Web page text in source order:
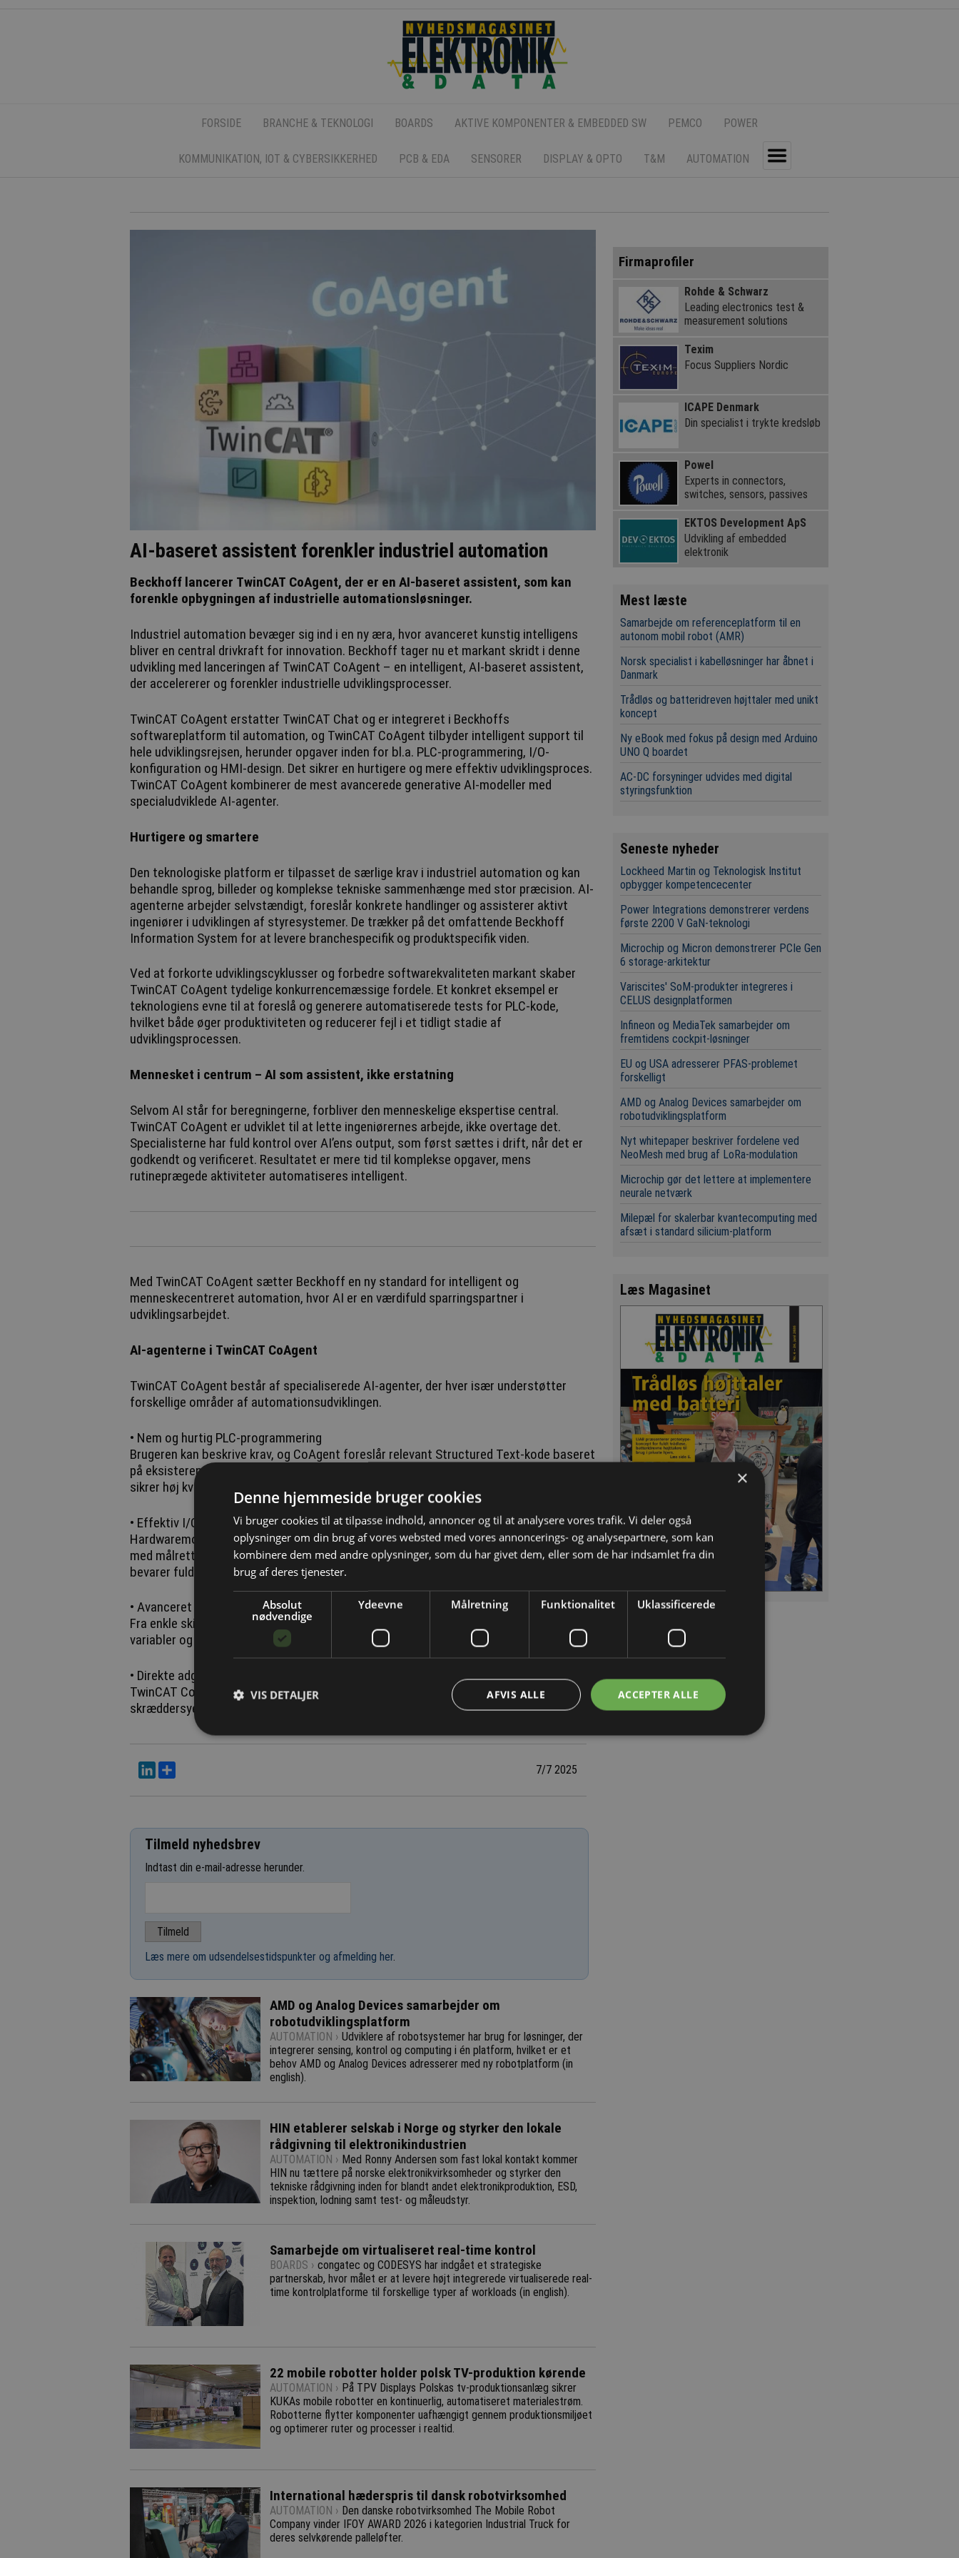
FORSIDE BRANCHE & TEKNOLOGI BOARDS AKTIVE KOMPONENTER & EMBEDDED SW PEMCO POWER
KOMMUNIKATION, IOT & CYBERSIKKERHED PCB & EDA SENSORER DISPLAY & OPTO T&M AUTOMATION
AI-baseret assistent forenkler industriel automation
Beckhoff lancerer TwinCAT CoAgent, der er en AI-baseret assistent, som kan
forenkle opbygningen af industrielle automationsløsninger.
Industriel automation bevæger sig ind i en ny æra, hvor avanceret kunstig intelligens
bliver en central drivkraft for innovation. Beckhoff tager nu et markant skridt i denne
udvikling med lanceringen af TwinCAT CoAgent – en intelligent, AI-baseret assistent,
der accelererer og forenkler industrielle udviklingsprocesser.
TwinCAT CoAgent erstatter TwinCAT Chat og er integreret i Beckhoffs
softwareplatform til automation, og TwinCAT CoAgent tilbyder intelligent support til
hele udviklingsrejsen, herunder opgaver inden for bl.a. PLC-programmering, I/O-
konfiguration og HMI-design. Det sikrer en hurtigere og mere effektiv udviklingsproces.
TwinCAT CoAgent kombinerer de mest avancerede generative AI-modeller med
specialudviklede AI-agenter.
Hurtigere og smartere
Den teknologiske platform er tilpasset de særlige krav i industriel automation og kan
behandle sprog, billeder og komplekse tekniske sammenhænge med stor præcision. AI-
agenterne arbejder selvstændigt, foreslår konkrete handlinger og assisterer aktivt
ingeniører i udviklingen af styresystemer. De trækker på det omfattende Beckhoff
Information System for at levere branchespecifik og produktspecifik viden.
Ved at forkorte udviklingscyklusser og forbedre softwarekvaliteten markant skaber
TwinCAT CoAgent tydelige konkurrencemæssige fordele. Et konkret eksempel er
teknologiens evne til at foreslå og generere automatiserede tests for PLC-kode,
hvilket både øger produktiviteten og reducerer fejl i et tidligt stadie af
udviklingsprocessen.
Mennesket i centrum – AI som assistent, ikke erstatning
Selvom AI står for beregningerne, forbliver den menneskelige ekspertise central.
TwinCAT CoAgent er udviklet til at lette ingeniørernes arbejde, ikke overtage det.
Specialisterne har fuld kontrol over AI’ens output, som først sættes i drift, når det er
godkendt og verificeret. Resultatet er mere tid til komplekse opgaver, mens
rutineprægede aktiviteter automatiseres intelligent.
Med TwinCAT CoAgent sætter Beckhoff en ny standard for intelligent og
menneskecentreret automation, hvor AI er en værdifuld sparringspartner i
udviklingsarbejdet.
AI-agenterne i TwinCAT CoAgent
TwinCAT CoAgent består af specialiserede AI-agenter, der hver især understøtter
forskellige områder af automationsudviklingen.
• Nem og hurtig PLC-programmering
Brugeren kan beskrive krav, og CoAgent foreslår relevant Structured Text-kode baseret
på eksisterende biblioteker og projektstruktur. Indbygget kodesøgning og referencer
sikrer høj kvalitet og effektiv udvikling.
• Effektiv I/O-konfiguration
Hardwaremoduler kan oprettes, navngives og konfigureres via chat. CoAgent kommer
med målrettede forslag til I/O-opsætning, som sparer tid og minimerer fejl. Brugeren
bevarer fuld kontrol.
• Avanceret HMI-design
Fra enkle skitser genererer CoAgent komplette HMI-sider, linker automatisk til PLC-
variabler og tilpasser designet – alt via chat, hvor brugeren godkender og tilretter.
• Direkte adgang til dokumentation
TwinCAT CoAgent er integreret med Beckhoffs Information System og giver brugeren
skræddersyede forslag baseret på projektets indhold og behov.
LinkedIn 7/7 2025
Tilmeld nyhedsbrev
Indtast din e-mail-adresse herunder.
Læs mere om udsendelsestidspunkter og afmelding her.
AMD og Analog Devices samarbejder om
robotudviklingsplatform
AUTOMATION › Udviklere af robotsystemer har brug for løsninger, der
integrerer sensing, kontrol og computing i én platform, hvilket er et
behov AMD og Analog Devices adresserer med ny robotplatform (in
english).
HIN etablerer selskab i Norge og styrker den lokale
rådgivning til elektronikindustrien
AUTOMATION › Med Ronny Andersen som fast lokal kontakt kommer
HIN nu tættere på norske elektronikvirksomheder og styrker den
tekniske rådgivning inden for blandt andet elektronikproduktion, ESD,
inspektion, lodning samt test- og måleudstyr.
Samarbejde om virtualiseret real-time kontrol
BOARDS › congatec og CODESYS har indgået et strategiske
partnerskab, hvor målet er at levere højt integrerede virtualiserede real-
time kontrolplatforme til forskellige typer af workloads (in english).
22 mobile robotter holder polsk TV-produktion kørende
AUTOMATION › På TPV Displays Polskas tv-produktionsanlæg sikrer
KUKAs mobile robotter en kontinuerlig, automatiseret materialestrøm.
Robotterne flytter komponenter uafhængigt gennem produktionsmiljøet
og optimerer ruter og processer i realtid.
International hæderspris til dansk robotvirksomhed
AUTOMATION › Den danske robotvirksomhed The Mobile Robot
Company vinder IFOY AWARD 2026 i kategorien Industrial Truck for
deres selvkørende palleløfter.
Firmaprofiler
Rohde & Schwarz
Leading electronics test &
measurement solutions
Texim
Focus Suppliers Nordic
ICAPE Denmark
Din specialist i trykte kredsløb
Powel
Experts in connectors,
switches, sensors, passives
EKTOS Development ApS
Udvikling af embedded
elektronik
Mest læste
Samarbejde om referenceplatform til en
autonom mobil robot (AMR)
Norsk specialist i kabelløsninger har åbnet i
Danmark
Trådløs og batteridreven højttaler med unikt
koncept
Ny eBook med fokus på design med Arduino
UNO Q boardet
AC-DC forsyninger udvides med digital
styringsfunktion
Seneste nyheder
Lockheed Martin og Teknologisk Institut
opbygger kompetencecenter
Power Integrations demonstrerer verdens
første 2200 V GaN-teknologi
Microchip og Micron demonstrerer PCIe Gen
6 storage-arkitektur
Variscites' SoM-produkter integreres i
CELUS designplatformen
Infineon og MediaTek samarbejder om
fremtidens cockpit-løsninger
EU og USA adresserer PFAS-problemet
forskelligt
AMD og Analog Devices samarbejder om
robotudviklingsplatform
Nyt whitepaper beskriver fordelene ved
NeoMesh med brug af LoRa-modulation
Microchip gør det lettere at implementere
neurale netværk
Milepæl for skalerbar kvantecomputing med
afsæt i standard silicium-platform
Læs Magasinet
×
Denne hjemmeside bruger cookies
Vi bruger cookies til at tilpasse indhold, annoncer og til at analysere vores trafik. Vi deler også
oplysninger om din brug af vores websted med vores annoncerings- og analysepartnere, som kan
kombinere dem med andre oplysninger, som du har givet dem, eller som de har indsamlet fra din
brug af deres tjenester.
Absolut
nødvendige
Ydeevne Målretning Funktionalitet Uklassificerede
ACCEPTER ALLE
AFVIS ALLE
VIS DETALJER